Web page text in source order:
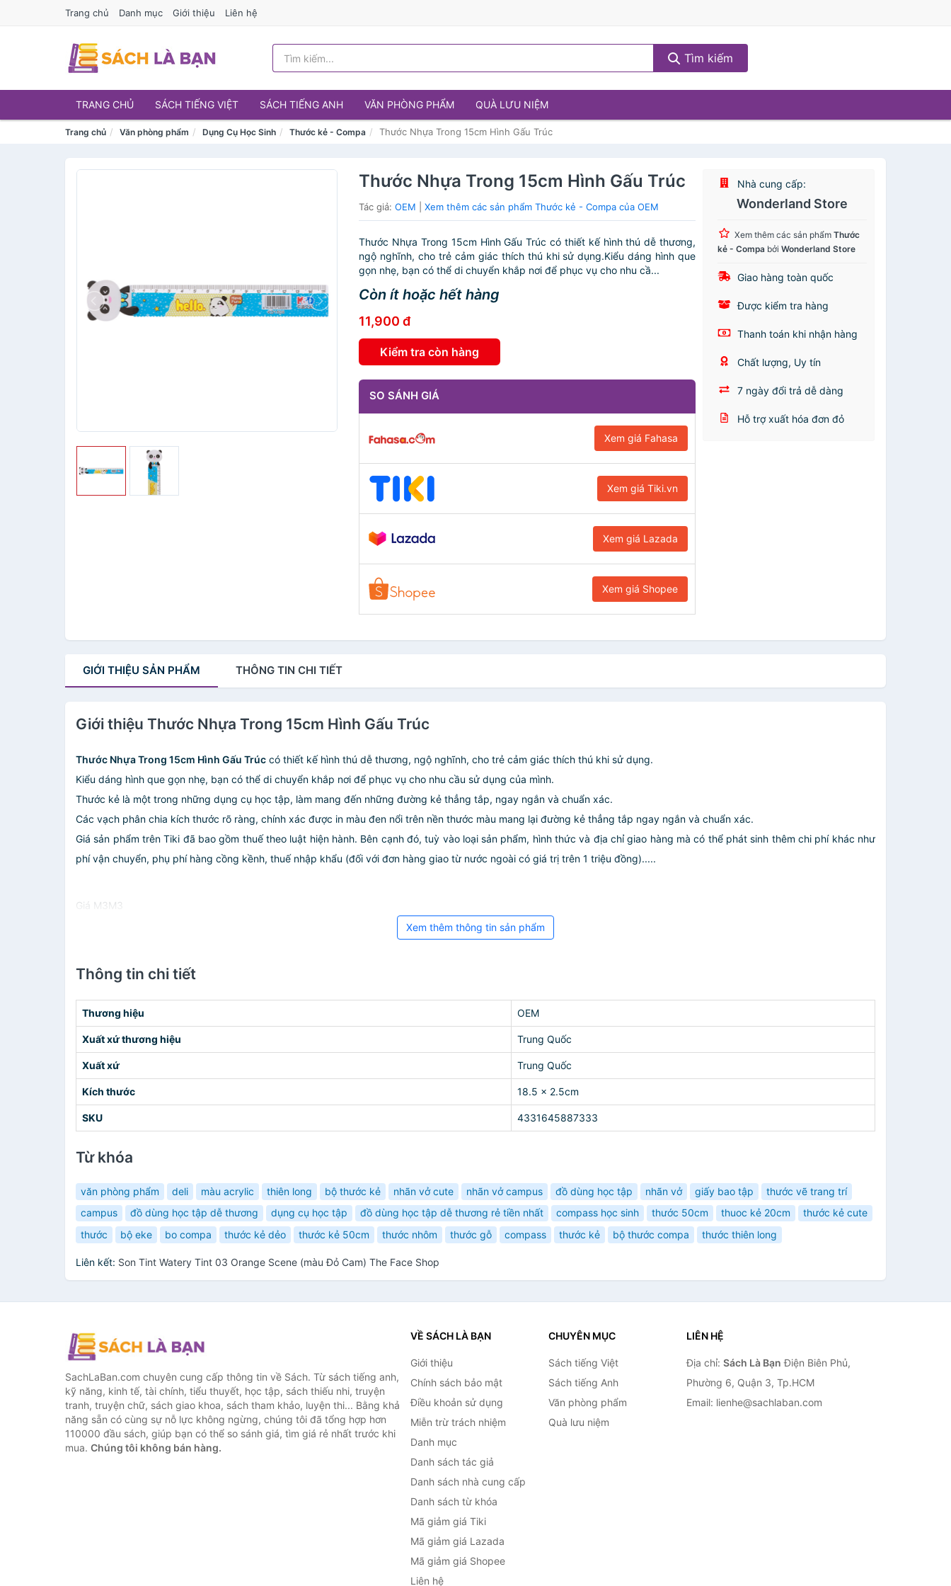
Trang chủ Danh mục Giới thiệu Liên hệ
Tìm kiếm
TRANG CHỦ SÁCH TIẾNG VIỆT SÁCH TIẾNG ANH VĂN PHÒNG PHẨM QUÀ LƯU NIỆM
Trang chủ Văn phòng phẩm Dụng Cụ Học Sinh Thước kẻ - Compa Thước Nhựa Trong 15cm Hình Gấu Trúc
Thước Nhựa Trong 15cm Hình Gấu Trúc
Tác giả:OEM |Xem thêm các sản phẩm Thước kẻ - Compa của OEM
Thước Nhựa Trong 15cm Hình Gấu Trúc có thiết kế hình thú dễ thương,
ngộ nghĩnh, cho trẻ cảm giác thích thú khi sử dụng.Kiểu dáng hình que
gọn nhẹ, bạn có thể di chuyển khắp nơi để phục vụ cho nhu cầ...
Còn ít hoặc hết hàng
11,900 đ
Kiểm tra còn hàng
SO SÁNH GIÁ
Xem giá Fahasa
Xem giá Tiki.vn
Xem giá Lazada
Xem giá Shopee
Nhà cung cấp:
Wonderland Store
Xem thêm các sản phẩmThước
kẻ - Compa bởiWonderland Store
Giao hàng toàn quốc
Được kiểm tra hàng
Thanh toán khi nhận hàng
Chất lượng, Uy tín
7 ngày đổi trả dễ dàng
Hỗ trợ xuất hóa đơn đỏ
GIỚI THIỆU SẢN PHẨM THÔNG TIN CHI TIẾT
Giới thiệu Thước Nhựa Trong 15cm Hình Gấu Trúc
Thước Nhựa Trong 15cm Hình Gấu Trúc có thiết kế hình thú dễ thương, ngộ nghĩnh, cho trẻ cảm giác thích thú khi sử dụng.
Kiểu dáng hình que gọn nhẹ, bạn có thể di chuyển khắp nơi để phục vụ cho nhu cầu sử dụng của mình.
Thước kẻ là một trong những dụng cụ học tập, làm mang đến những đường kẻ thẳng tắp, ngay ngắn và chuẩn xác.
Các vạch phân chia kích thước rõ ràng, chính xác được in màu đen nổi trên nền thước màu mang lại đường kẻ thẳng tắp ngay ngắn và chuẩn xác.
Giá sản phẩm trên Tiki đã bao gồm thuế theo luật hiện hành. Bên cạnh đó, tuỳ vào loại sản phẩm, hình thức và địa chỉ giao hàng mà có thể phát sinh thêm chi phí khác như
phí vận chuyển, phụ phí hàng cồng kềnh, thuế nhập khẩu (đối với đơn hàng giao từ nước ngoài có giá trị trên 1 triệu đồng).....
Giá M3M3
Xem thêm thông tin sản phẩm
Thông tin chi tiết
Thương hiệu OEM
Xuất xứ thương hiệu Trung Quốc
Xuất xứ Trung Quốc
Kích thước 18.5 x 2.5cm
SKU 4331645887333
Từ khóa
văn phòng phẩm deli màu acrylic thiên long bộ thước kẻ nhãn vở cute nhãn vở campus đồ dùng học tập nhãn vở giấy bao tập
thước vẽ trang trí
campus
đồ dùng học tập dễ thương dụng cụ học tập đồ dùng học tập dễ thương rẻ tiền nhất compass học sinh thước 50cm thuoc kẻ 20cm
thước kẻ cute
thước
bộ eke bo compa thước kẻ dẻo thước kẻ 50cm thước nhôm thước gỗ compass thước kẻ bộ thước compa thước thiên long
Liên kết: Son Tint Watery Tint 03 Orange Scene (màu Đỏ Cam) The Face Shop
SachLaBan.com chuyên cung cấp thông tin về Sách. Từ sách tiếng anh,
kỹ năng, kinh tế, tài chính, tiểu thuyết, học tập, sách thiếu nhi, truyện
tranh, truyện chữ, sách giao khoa, sách tham khảo, luyện thi... Bằng khả
năng sẵn có cùng sự nỗ lực không ngừng, chúng tôi đã tổng hợp hơn
110000 đầu sách, giúp bạn có thể so sánh giá, tìm giá rẻ nhất trước khi
mua. Chúng tôi không bán hàng.
VỀ SÁCH LÀ BẠN
Giới thiệu
Chính sách bảo mật
Điều khoản sử dụng
Miễn trừ trách nhiệm
Danh mục
Danh sách tác giả
Danh sách nhà cung cấp
Danh sách từ khóa
Mã giảm giá Tiki
Mã giảm giá Lazada
Mã giảm giá Shopee
Liên hệ
CHUYÊN MỤC
Sách tiếng Việt
Sách tiếng Anh
Văn phòng phẩm
Quà lưu niệm
LIÊN HỆ
Địa chỉ: Sách Là Bạn Điện Biên Phủ,
Phường 6, Quận 3, Tp.HCM
Email: lienhe@sachlaban.com